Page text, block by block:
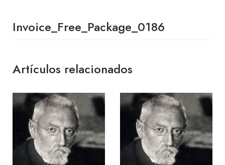
Invoice_Free_Package_0186
Artículos relacionados